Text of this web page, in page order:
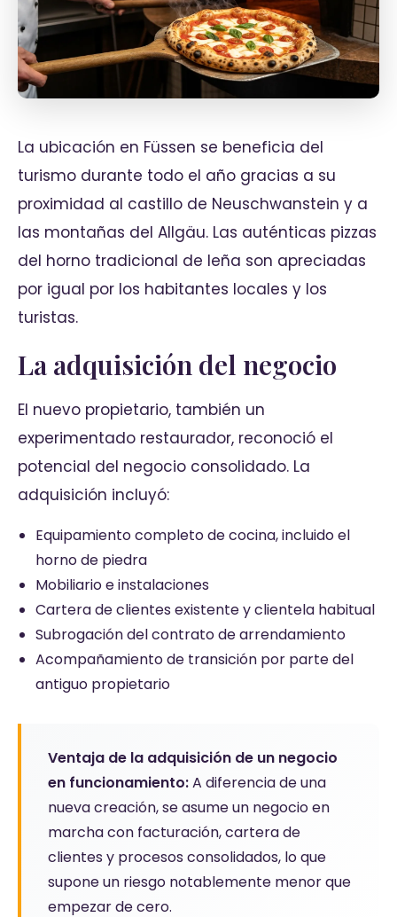
La ubicación en Füssen se beneficia del
turismo durante todo el año gracias a su
proximidad al castillo de Neuschwanstein y a
las montañas del Allgäu. Las auténticas pizzas
del horno tradicional de leña son apreciadas
por igual por los habitantes locales y los
turistas.
La adquisición del negocio
El nuevo propietario, también un
experimentado restaurador, reconoció el
potencial del negocio consolidado. La
adquisición incluyó:
Equipamiento completo de cocina, incluido el
horno de piedra
Mobiliario e instalaciones
Cartera de clientes existente y clientela habitual
Subrogación del contrato de arrendamiento
Acompañamiento de transición por parte del
antiguo propietario
Ventaja de la adquisición de un negocio
en funcionamiento:A diferencia de una
nueva creación, se asume un negocio en
marcha con facturación, cartera de
clientes y procesos consolidados, lo que
supone un riesgo notablemente menor que
empezar de cero.